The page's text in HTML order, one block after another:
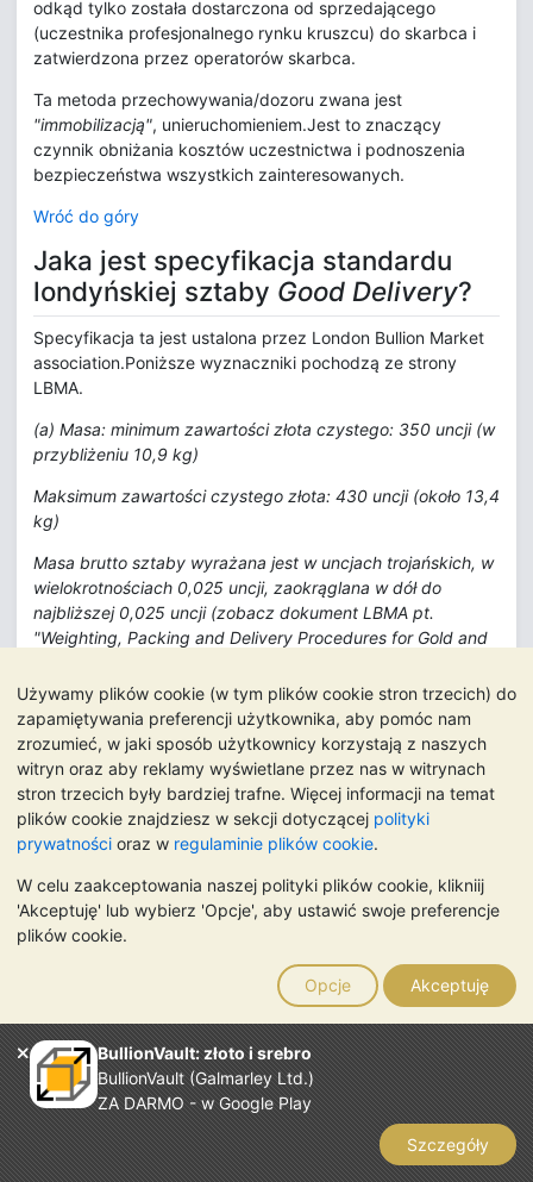
Używamy plików cookie (w tym plików cookie stron trzecich) do
zapamiętywania preferencji użytkownika, aby pomóc nam
zrozumieć, w jaki sposób użytkownicy korzystają z naszych
witryn oraz aby reklamy wyświetlane przez nas w witrynach
stron trzecich były bardziej trafne. Więcej informacji na temat
plików cookie znajdziesz w sekcji dotyczącej polityki
prywatności oraz w regulaminie plików cookie.
W celu zaakceptowania naszej polityki plików cookie, klikniij
'Akceptuję' lub wybierz 'Opcje', aby ustawić swoje preferencje
plików cookie.
Opcje Akceptuję
BullionVault: złoto i srebro
BullionVault (Galmarley Ltd.)
ZA DARMO - w Google Play
Szczegóły
odkąd tylko została dostarczona od sprzedającego
(uczestnika profesjonalnego rynku kruszcu) do skarbca i
zatwierdzona przez operatorów skarbca.
Ta metoda przechowywania/dozoru zwana jest
"immobilizacją", unieruchomieniem.Jest to znaczący
czynnik obniżania kosztów uczestnictwa i podnoszenia
bezpieczeństwa wszystkich zainteresowanych.
Wróć do góry
Jaka jest specyfikacja standardu
londyńskiej sztaby Good Delivery?
Specyfikacja ta jest ustalona przez London Bullion Market
association.Poniższe wyznaczniki pochodzą ze strony
LBMA.
(a) Masa: minimum zawartości złota czystego: 350 uncji (w
przybliżeniu 10,9 kg)
Maksimum zawartości czystego złota: 430 uncji (około 13,4
kg)
Masa brutto sztaby wyrażana jest w uncjach trojańskich, w
wielokrotnościach 0,025 uncji, zaokrąglana w dół do
najbliższej 0,025 uncji (zobacz dokument LBMA pt.
"Weighting, Packing and Delivery Procedures for Gold and
(b) Czystość: minimalna akceptowalna czystość to 995 na
tysiąc części masy całkowitej.
(c) Oznakowanie:
Numer seryjny
Pieczęć próby pochodząca z uznawanej rafinerii złota
Czystość
Rok produkcji (wyrażony w czterech cyfrach)
Oznaczenia powinny się znajdować na szerszej z dwóch
główych płaszczyzn sztaby (powinna to być górna
płaszczyzna odlewu w formie odlewniczej).
(d)Wygląd:sztaby powinny być w dobrym stanie, bez
ubytków, nieregularności powierzchni, rozwarstwień czy
innych uszkodzeń. Muszą być łatwe do przenoszenia i
odpowiednie do układania w "stos".